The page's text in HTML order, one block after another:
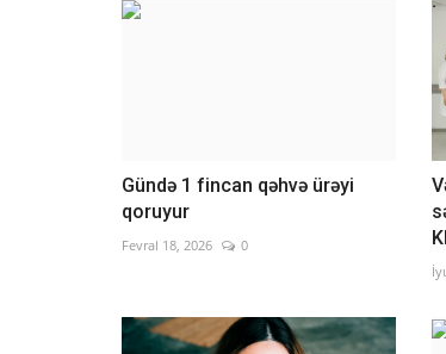
Gündə 1 fincan qəhvə ürəyi
qoruyur
Fevral 18, 2026 0